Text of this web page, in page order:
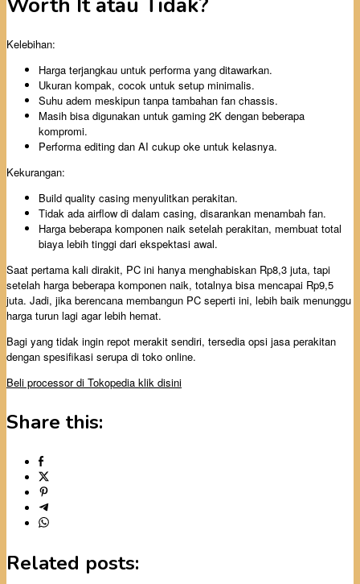
Kelebihan:
Harga terjangkau untuk performa yang ditawarkan.
Ukuran kompak, cocok untuk setup minimalis.
Suhu adem meskipun tanpa tambahan fan chassis.
Masih bisa digunakan untuk gaming 2K dengan beberapa
kompromi.
Performa editing dan AI cukup oke untuk kelasnya.
Kekurangan:
Build quality casing menyulitkan perakitan.
Tidak ada airflow di dalam casing, disarankan menambah fan.
Harga beberapa komponen naik setelah perakitan, membuat total
biaya lebih tinggi dari ekspektasi awal.
Saat pertama kali dirakit, PC ini hanya menghabiskan Rp8,3 juta, tapi
setelah harga beberapa komponen naik, totalnya bisa mencapai Rp9,5
juta. Jadi, jika berencana membangun PC seperti ini, lebih baik menunggu
harga turun lagi agar lebih hemat.
Bagi yang tidak ingin repot merakit sendiri, tersedia opsi jasa perakitan
dengan spesifikasi serupa di toko online.
Beli processor di Tokopedia klik disini
Share this:
Related posts: